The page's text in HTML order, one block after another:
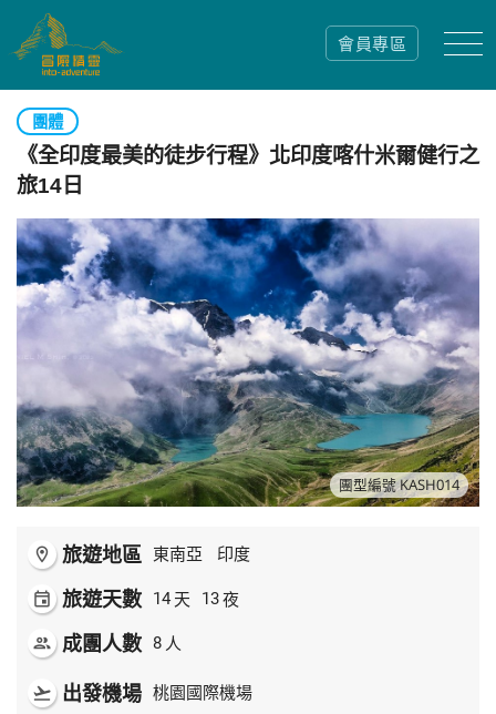
會員專區
團體
《全印度最美的徒步行程》北印度喀什米爾健行之
旅14日
團型編號 KASH014
room 旅遊地區 東南亞 印度
event 旅遊天數 14 天 13夜
people 成團人數 8 人
flight_takeoff 出發機場 桃園國際機場